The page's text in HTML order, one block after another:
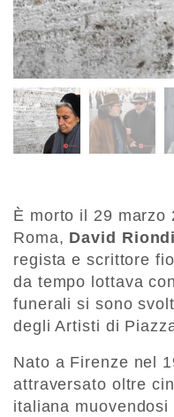
È morto il 29 marzo
Roma, David
regista e scrittore
da tempo lottava
funerali si sono
degli Artisti di
Nato a Firenze nel
attraversato oltre
italiana